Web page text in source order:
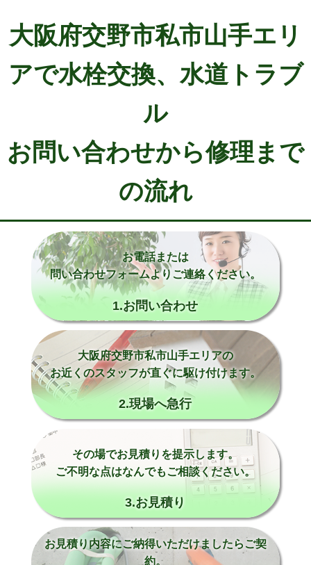
大阪府交野市私市山手エリ
アで水栓交換、水道トラブ
ル
お問い合わせから修理まで
の流れ
お電話または
問い合わせフォームよりご連絡ください。
1.お問い合わせ
大阪府交野市私市山手エリアの
お近くのスタッフが直ぐに駆け付けます。
2.現場へ急行
その場でお見積りを提示します。
ご不明な点はなんでもご相談ください。
3.お見積り
お見積り内容にご納得いただけましたらご契
約。